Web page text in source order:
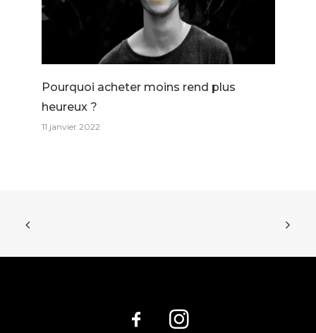
Pourquoi acheter moins rend plus
heureux ?
11 janvier 2022